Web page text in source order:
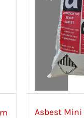
Asbest Mini